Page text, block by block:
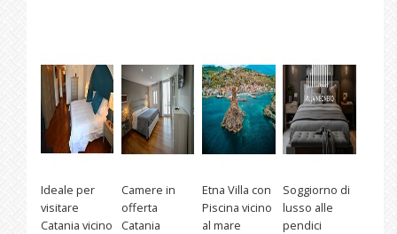
Ideale per
visitare
Catania vicino
Camere in
offerta
Catania
Etna Villa con
Piscina vicino
al mare
Soggiorno di
lusso alle
pendici